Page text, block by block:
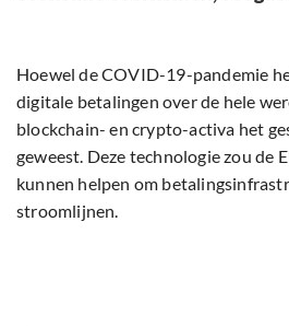
Hoewel de COVID-19-pandemie
digitale betalingen over de hele
blockchain- en crypto-activa het
geweest. Deze technologie zou de
kunnen helpen om
stroomlijnen.